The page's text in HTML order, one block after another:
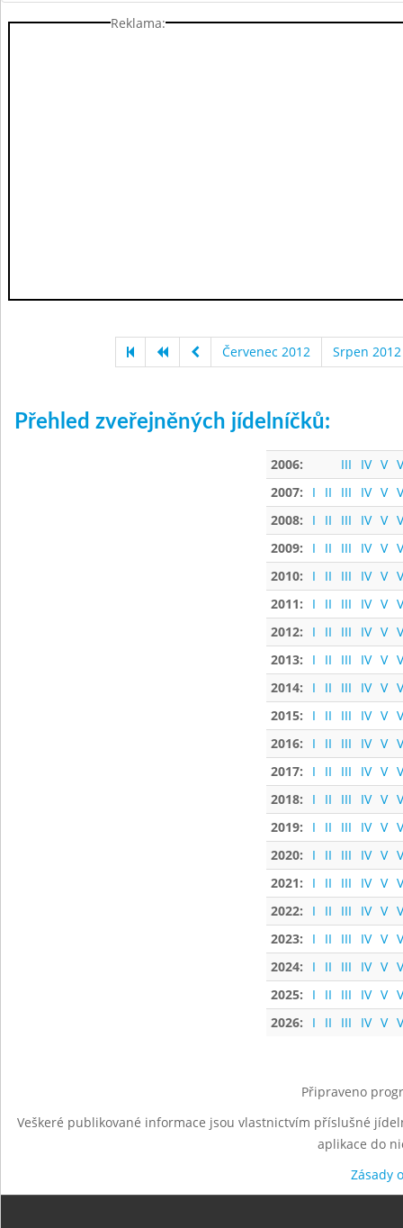
Reklama:
Červenec 2012 Srpen 2012
Přehled zveřejněných jídelníčků:
2006: III IV V
2007:
I II III IV V
2008:
I II III IV V
2009:
I II III IV V
2010:
I II III IV V
2011:
I II III IV V
2012:
I II III IV V
2013:
I II III IV V
2014:
I II III IV V
2015:
I II III IV V
2016:
I II III IV V
2017:
I II III IV V
2018:
I II III IV V
2019:
I II III IV V
2020:
I II III IV V
2021:
I II III IV V
2022:
I II III IV V
2023:
I II III IV V
2024:
I II III IV V
2025:
I II III IV V
2026:
I II III IV V
Připraveno
Veškeré publikované informace jsou vlastnictvím příslušné
aplikace do
Zásady